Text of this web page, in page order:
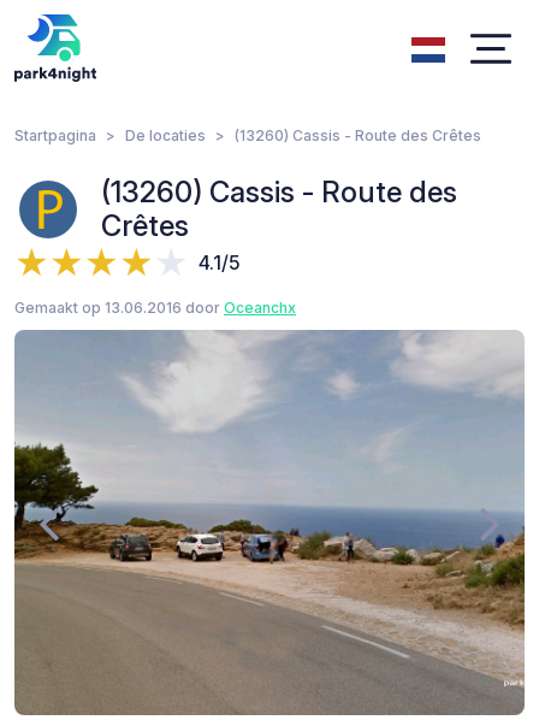
Startpagina De locaties (13260) Cassis - Route des Crêtes
(13260) Cassis - Route des
Crêtes
4.1/5
Gemaakt op 13.06.2016 door Oceanchx